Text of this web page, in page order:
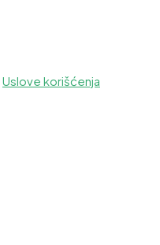
Uslove korišćenja